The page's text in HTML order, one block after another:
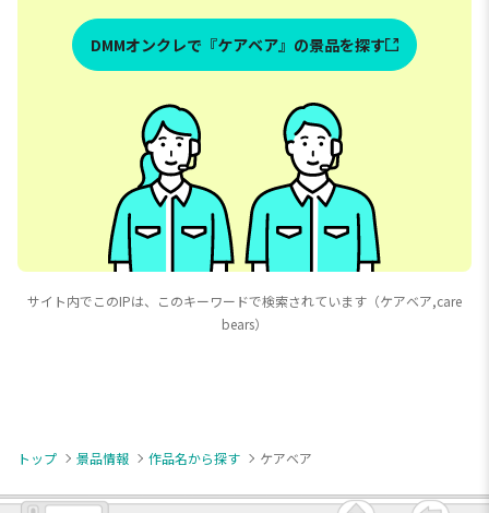
DMMオンクレで『ケアベア』の景品を探す
サイト内でこのIPは、このキーワードで検索されています（ケアベア,care
bears）
トップ 景品情報 作品名から探す ケアベア